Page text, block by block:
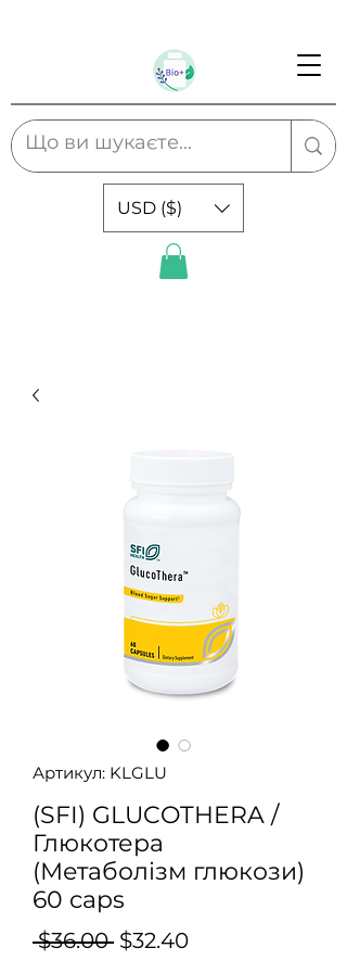
USD ($)
Артикул: KLGLU
(SFI) GLUCOTHERA /
Глюкотера
(Метаболізм глюкози)
60 caps
$36.00 Звичайна
$32.40За